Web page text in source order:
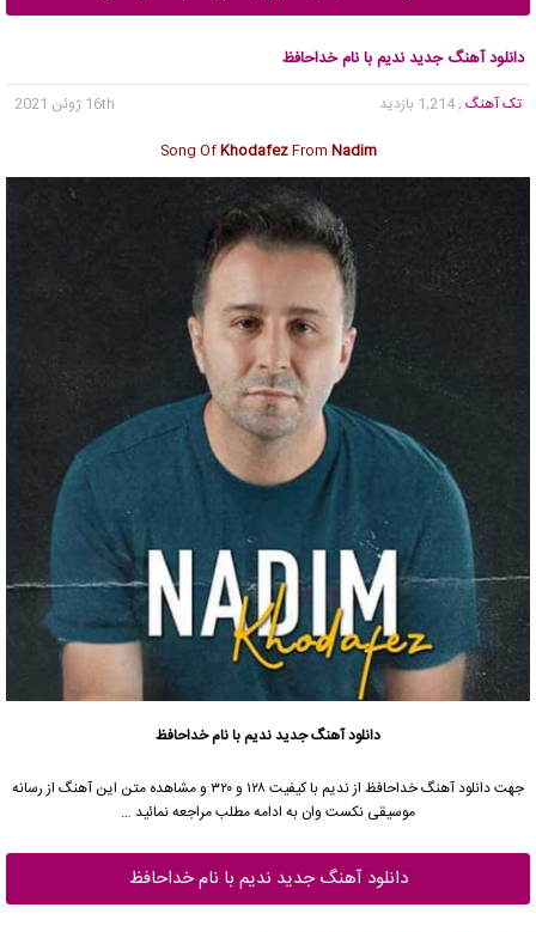
دانلود آهنگ جدید ندیم با نام خداحافظ
تک آهنگ , 1,214 بازدید
16th ژوئن 2021
Song OfKhodafezFrom Nadim
دانلود آهنگ جدیدندیمبا نام خداحافظ
جهت دانلود آهنگ خداحافظ ازندیم
با کیفیت ۱۲۸ و ۳۲۰ و مشاهده متن این آهنگ از رسانه
موسیقی نکست وان به ادامه مطلب مراجعه نمائید …
دانلود آهنگ جدید ندیم با نام خداحافظ